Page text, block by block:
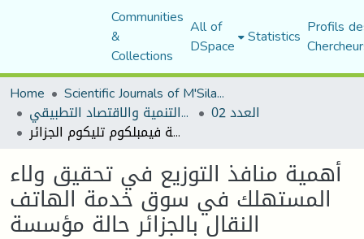
Communities
&
Collections
All of
DSpace Statistics Profils
Home
Scientific Journals of M'Sila University
مجلة التنمية والاقتصاد التطبيقي العدد 02
أهمية منافذ التوزيع في تحقيق ولاء المستهلك في سوق خدمة الهاتف النقال بالجزائر حالة مؤسسة فيمبلكوم تليكوم الجزائر –
أهمية منافذ التوزيع في تحقيق ولاء
المستهلك في سوق خدمة الهاتف
النقال بالجزائر حالة مؤسسة